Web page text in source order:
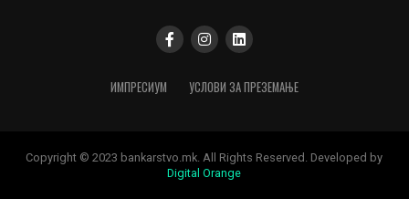
ИМПРЕСИУМ УСЛОВИ ЗА ПРЕЗЕМАЊЕ
Copyright © 2023 bankarstvo.mk. All Rights Reserved. Developed by
Digital Orange